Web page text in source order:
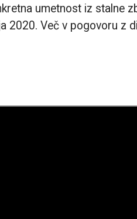
umetnost iz stalne
2020. Več v pogovoru z